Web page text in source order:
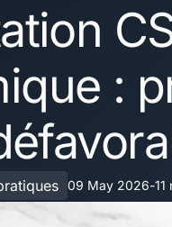
:
09 May 2026-11